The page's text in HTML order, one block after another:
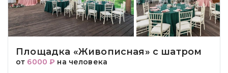
Площадка «Живописная» с шатром
от 6000 ₽ на человека